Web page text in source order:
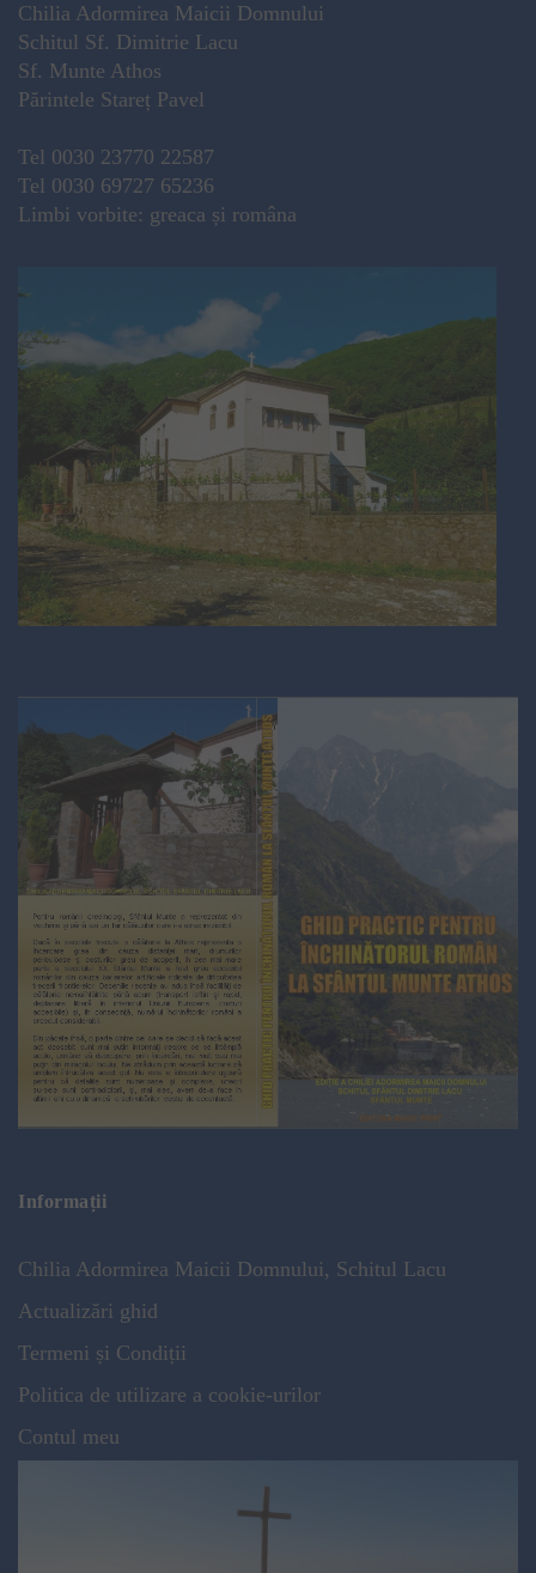
Chilia Adormirea Maicii Domnului
Schitul Sf. Dimitrie Lacu
Sf. Munte Athos
Părintele Stareț Pavel
Tel 0030 23770 22587
Tel 0030 69727 65236
Limbi vorbite: greaca și româna
Informații
Chilia Adormirea Maicii Domnului, Schitul Lacu
Actualizări ghid
Termeni și Condiții
Politica de utilizare a cookie-urilor
Contul meu